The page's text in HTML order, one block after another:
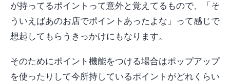
が持ってるポイントって意外と覚えてるもので、「そ
ういえばあのお店でポイントあったよな」って感じで
想起してもらうきっかけにもなります。
そのためにポイント機能をつける場合はポップアップ
を使ったりして今所持しているポイントがどれくらい